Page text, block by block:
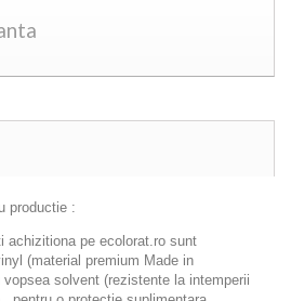
productie :
achizitiona pe ecolorat.ro sunt
(material premium Made in
solvent (rezistente la intemperii